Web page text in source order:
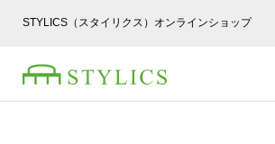
STYLICS（スタイリクス）オンラインショップ